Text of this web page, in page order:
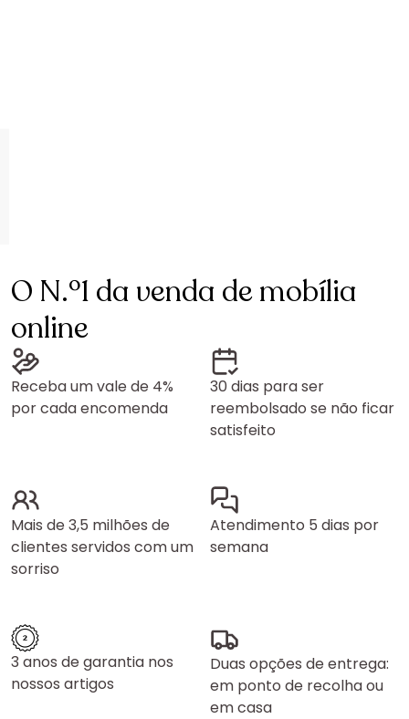
O N.º1 da venda de mobília
online
Receba um vale de 4%
por cada encomenda
30 dias para ser
reembolsado se não ficar
satisfeito
Mais de 3,5 milhões de
clientes servidos com um
sorriso
Atendimento 5 dias por
semana
3 anos de garantia nos
nossos artigos
Duas opções de entrega:
em ponto de recolha ou
em casa